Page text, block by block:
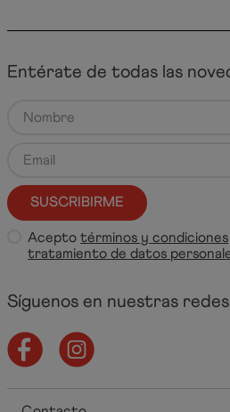
Entérate de todas las
SUSCRIBIRME
Aceptotérminos y condiciones
tratamiento de datos
Síguenos en nuestras redes